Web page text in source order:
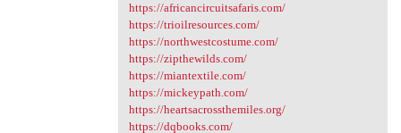
https://africancircuitsafaris.com/
https://trioilresources.com/
https://northwestcostume.com/
https://zipthewilds.com/
https://miantextile.com/
https://mickeypath.com/
https://heartsacrossthemiles.org/
https://dqbooks.com/